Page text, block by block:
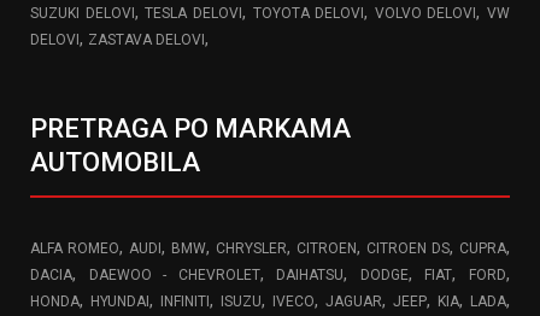
SUZUKI DELOVI ,TESLA DELOVI , TOYOTA DELOVI, VOLVO DELOVI, VW
DELOVI , ZASTAVA DELOVI ,
PRETRAGA PO MARKAMA
AUTOMOBILA
ALFA ROMEO, AUDI , BMW, CHRYSLER, CITROEN, CITROEN DS, CUPRA,
DACIA, DAEWOO - CHEVROLET, DAIHATSU, DODGE, FIAT, FORD,
HONDA, HYUNDAI , INFINITI , ISUZU, IVECO, JAGUAR, JEEP, KIA, LADA,